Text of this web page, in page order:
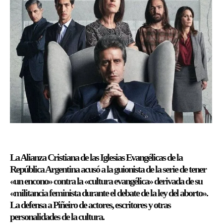
La Alianza Cristiana de las Iglesias Evangélicas de la
República Argentina acusó a la guionista de la serie de tener
«un encono» contra la «cultura evangélica» derivada de su
«militancia feminista durante el debate de la ley del aborto».
La defensa a Piñeiro de actores, escritores y otras
personalidades de la cultura.